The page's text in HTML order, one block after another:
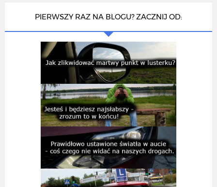
PIERWSZY RAZ NA BLOGU? ZACZNIJ OD: